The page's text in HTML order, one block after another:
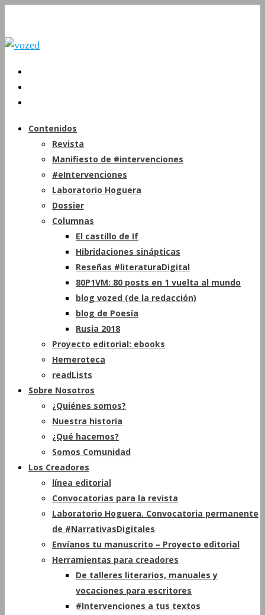
Contenidos
Revista
Manifiesto de #intervenciones
#eIntervenciones
Laboratorio Hoguera
Dossier
Columnas
El castillo de If
Hibridaciones sinápticas
Reseñas #literaturaDigital
80P1VM: 80 posts en 1 vuelta al mundo
blog vozed (de la redacción)
blog de Poesía
Rusia 2018
Proyecto editorial: ebooks
Hemeroteca
readLists
Sobre Nosotros
¿Quiénes somos?
Nuestra historia
¿Qué hacemos?
Somos Comunidad
Los Creadores
línea editorial
Convocatorias para la revista
Laboratorio Hoguera. Convocatoria permanente
de #NarrativasDigitales
Envíanos tu manuscrito – Proyecto editorial
Herramientas para creadores
De talleres literarios, manuales y
vocaciones para escritores
#Intervenciones a tus textos